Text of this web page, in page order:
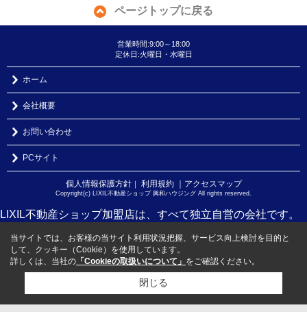
ページトップに戻る
営業時間:9:00～18:00
定休日:火曜日・水曜日
ホーム
会社概要
お問い合わせ
PCサイト
個人情報保護方針｜ 利用規約 ｜アクセスマップ
Copyright(c) LIXIL不動産ショップ 興和ハウジング All rights reserved.
LIXIL不動産ショップ加盟店は、すべて独立自営の会社です。
当サイトでは、お客様の当サイト利用状況把握、サービス向上検討を目的と
して、クッキー（Cookie）を使用しています。
詳しくは、当社の 「Cookieの取扱いについて」 をご確認ください。
閉じる